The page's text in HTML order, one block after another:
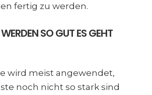
fertig zu werden.
SO GUT ES GEHT
wird meist angewendet,
noch nicht so stark sind